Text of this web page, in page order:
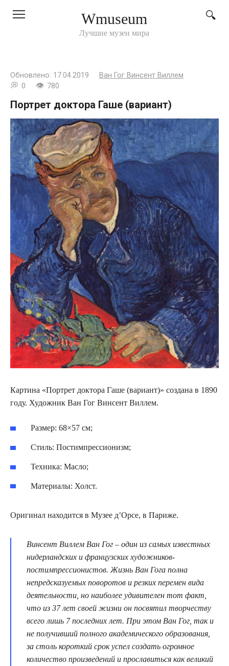
Wmuseum
Лучшие музеи мира
Обновлено: 17.04.2019
Ван Гог Винсент Виллем
0
780
Портрет доктора Гаше (вариант)
Картина «Портрет доктора Гаше (вариант)» создана в 1890
году. Художник Ван Гог Винсент Виллем.
Размер: 68×57 см;
Стиль: Постимпрессионизм;
Техника: Масло;
Материалы: Холст.
Оригинал находится в Музее д’Орсе, в Париже.
Винсент Виллем Ван Гог – один из самых известных
нидерландских и французских художников-
постимпрессионистов. Жизнь Ван Гога полна
непредсказуемых поворотов и резких перемен вида
деятельности, но наиболее удивителен тот факт,
что из 37 лет своей жизни он посвятил творчеству
всего лишь 7 последних лет. При этом Ван Гог, так и
не получивший полного академического образования,
за столь короткий срок успел создать огромное
количество произведений и прославиться как великий